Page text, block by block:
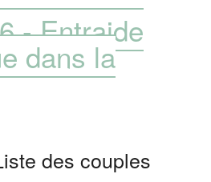
- Entraide
dans la
des couples